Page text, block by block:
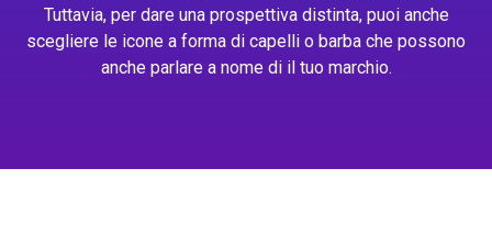
Tuttavia, per dare una prospettiva distinta, puoi anche
scegliere le icone a forma di capelli o barba che possono
anche parlare a nome di il tuo marchio.